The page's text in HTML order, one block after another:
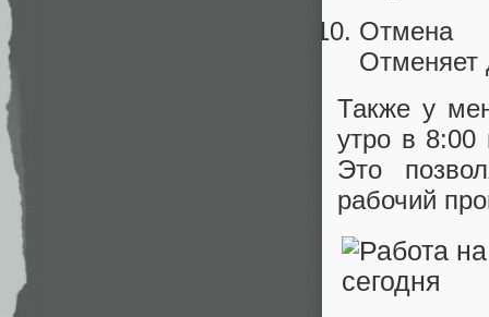
Отмена
Отменяет
Также у
утро в 8:00
Это
рабочий